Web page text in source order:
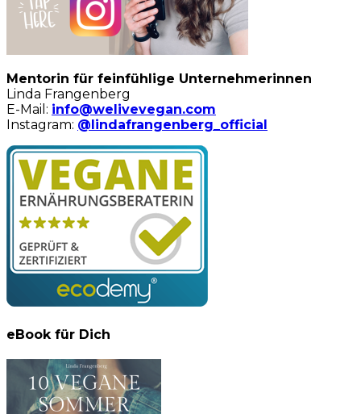
Mentorin für feinfühlige Unternehmerinnen
Linda Frangenberg
E-Mail: info@welivevegan.com
Instagram: @lindafrangenberg_official
eBook für Dich